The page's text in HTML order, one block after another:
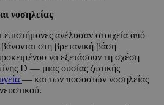
νοσηλείας
επιστήμονες ανέλυσαν στοιχεία από
στη βρετανική βάση
να εξετάσουν τη σχέση
D — μιας ουσίας ζωτικής
— και των ποσοστών νοσηλείας